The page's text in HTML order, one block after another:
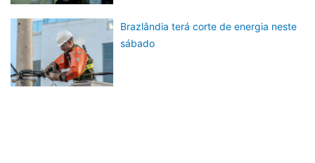
Brazlândia terá corte de energia neste
sábado